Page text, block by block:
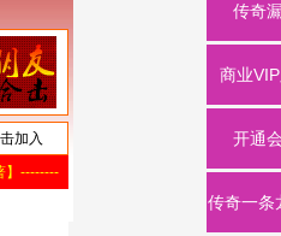
传奇
商业
开通
传奇一条